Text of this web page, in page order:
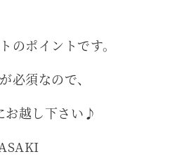
のポイントです。
必須なので、
お越し下さい♪